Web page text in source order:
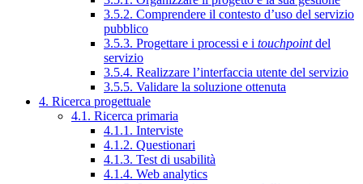
3.5.2. Comprendere il contesto d’uso del servizio
pubblico
3.5.3. Progettare i processi e i touchpointdel
servizio
3.5.4. Realizzare l’interfaccia utente del servizio
3.5.5. Validare la soluzione ottenuta
4. Ricerca progettuale
4.1. Ricerca primaria
4.1.1. Interviste
4.1.2. Questionari
4.1.3. Test di usabilità
4.1.4. Web analytics